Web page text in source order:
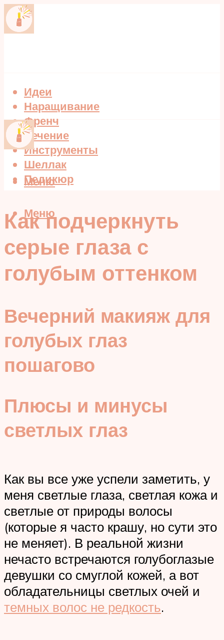
Идеи
Наращивание
Френч
Лечение
Инструменты
Шеллак
Педикюр
Меню
Меню
Как подчеркнуть
серые глаза с
голубым оттенком
Вечерний макияж для
голубых глаз
пошагово
Плюсы и минусы
светлых глаз
Как вы все уже успели заметить, у
меня светлые глаза, светлая кожа и
светлые от природы волосы
(которые я часто крашу, но сути это
не меняет). В реальной жизни
нечасто встречаются голубоглазые
девушки со смуглой кожей, а вот
обладательницы светлых очей и
темных волос не редкость.